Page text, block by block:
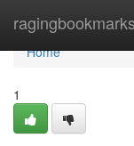
ragingbookmarks
Home
Home
1